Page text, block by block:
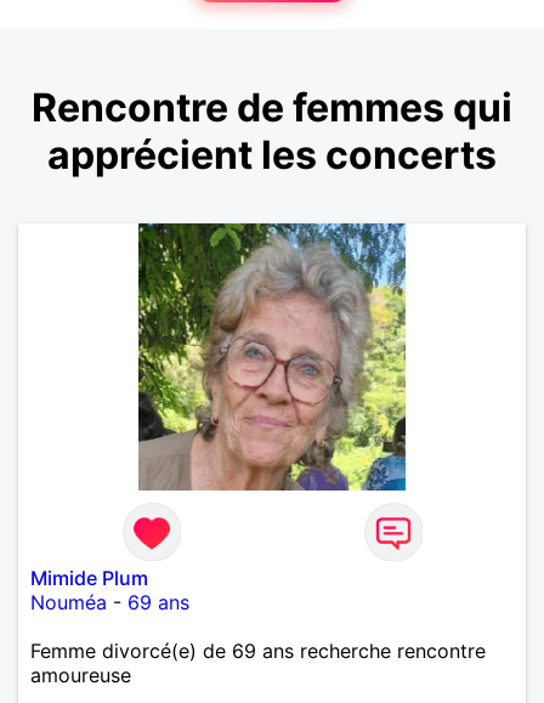
Rencontre de femmes qui
apprécient les concerts
Mimide Plum
Nouméa - 69 ans
Femme divorcé(e) de 69 ans recherche rencontre
amoureuse